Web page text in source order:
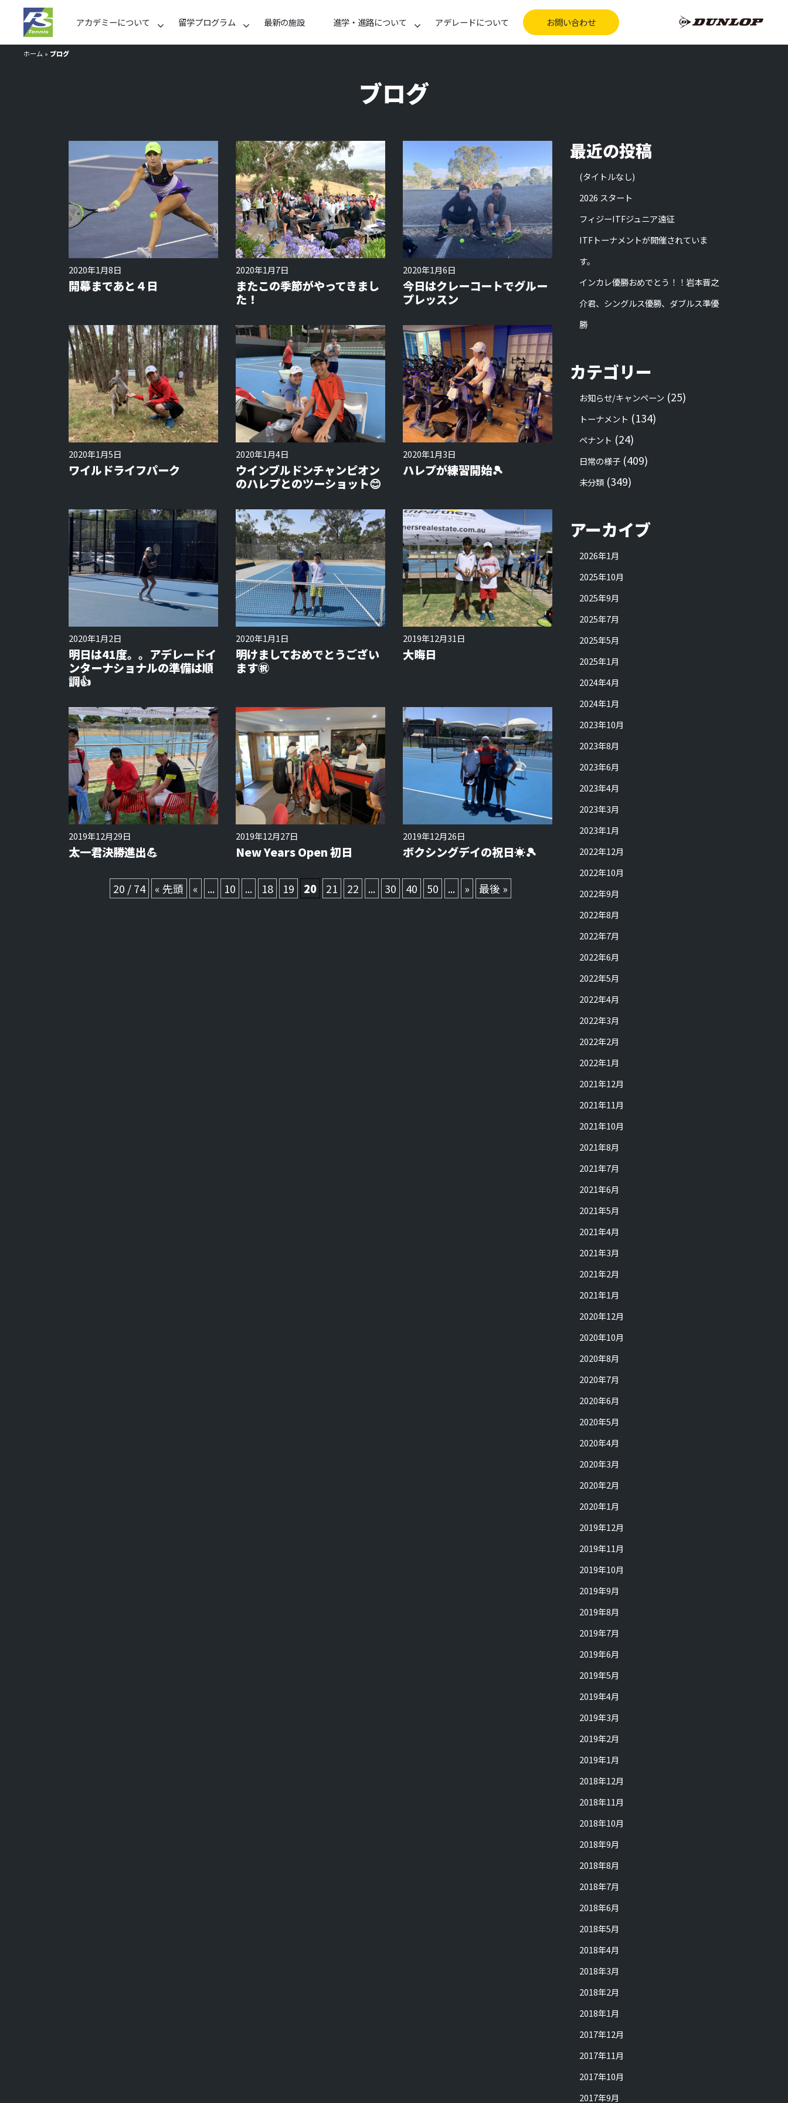
アカデミーについて 留学プログラム 最新の施設 進学・進路について アデレードについて お問い合わせ
ホーム » ブログ
ブログ
2020年1月8日
開幕まであと４日
2020年1月7日
またこの季節がやってきまし
た！
2020年1月6日
今日はクレーコートでグルー
プレッスン
2020年1月5日
ワイルドライフパーク
2020年1月4日
ウインブルドンチャンピオン
のハレプとのツーショット😊
2020年1月3日
ハレプが練習開始🎾
2020年1月2日
明日は41度。。アデレードイ
ンターナショナルの準備は順
調👍
2020年1月1日
明けましておめでとうござい
ます㊗️
2019年12月31日
大晦日
2019年12月29日
太一君決勝進出💪
2019年12月27日
New Years Open 初日
2019年12月26日
ボクシングデイの祝日☀️🎾
20 / 74 « 先頭 « ... 10 ... 18 19 20 21 22 ... 30 40 50 ... » 最後 »
最近の投稿
(タイトルなし)
2026 スタート
フィジーITFジュニア遠征
ITFトーナメントが開催されていま
す。
インカレ優勝おめでとう！！岩本晋之
介君、シングルス優勝、ダブルス準優
勝
カテゴリー
お知らせ/キャンペーン (25)
トーナメント (134)
ペナント (24)
日常の様子 (409)
未分類 (349)
アーカイブ
2026年1月
2025年10月
2025年9月
2025年7月
2025年5月
2025年1月
2024年4月
2024年1月
2023年10月
2023年8月
2023年6月
2023年4月
2023年3月
2023年1月
2022年12月
2022年10月
2022年9月
2022年8月
2022年7月
2022年6月
2022年5月
2022年4月
2022年3月
2022年2月
2022年1月
2021年12月
2021年11月
2021年10月
2021年8月
2021年7月
2021年6月
2021年5月
2021年4月
2021年3月
2021年2月
2021年1月
2020年12月
2020年10月
2020年8月
2020年7月
2020年6月
2020年5月
2020年4月
2020年3月
2020年2月
2020年1月
2019年12月
2019年11月
2019年10月
2019年9月
2019年8月
2019年7月
2019年6月
2019年5月
2019年4月
2019年3月
2019年2月
2019年1月
2018年12月
2018年11月
2018年10月
2018年9月
2018年8月
2018年7月
2018年6月
2018年5月
2018年4月
2018年3月
2018年2月
2018年1月
2017年12月
2017年11月
2017年10月
2017年9月